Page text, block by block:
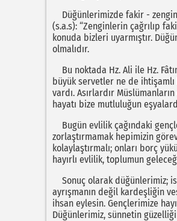
Düğünlerimizde fakir - zengin
(s.a.s): “Zenginlerin çağrılıp
konuda bizleri uyarmıştır.
olmalıdır.
Bu noktada Hz. Ali ile Hz.
büyük servetler ne de ihtişamlı
vardı. Asırlardır
hayatı bize mutluluğun
Bugün evlilik çağındaki
zorlaştırmamak hepimizin
kolaylaştırmalı; onları borç
hayırlı evlilik, toplumun
Sonuç olarak düğünlerimiz;
ayrışmanın değil kardeşliğin
ihsan eylesin. Gençlerimize
Düğünlerimiz, sünnetin